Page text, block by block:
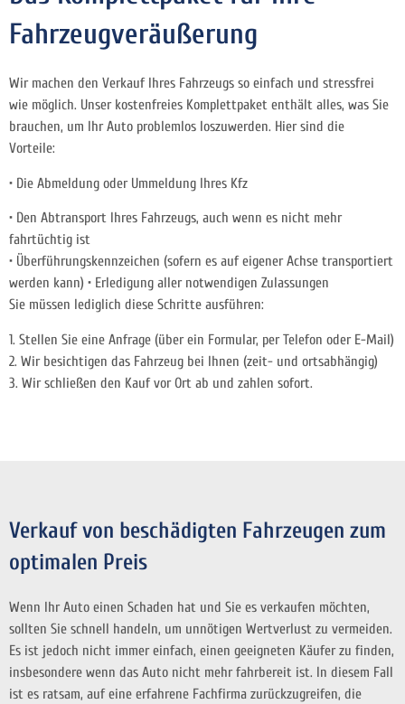
Fahrzeugveräußerung
Wir machen den Verkauf Ihres Fahrzeugs so einfach und stressfrei
wie möglich. Unser kostenfreies Komplettpaket enthält alles, was Sie
brauchen, um Ihr Auto problemlos loszuwerden. Hier sind die
Vorteile:
• Die Abmeldung oder Ummeldung Ihres Kfz
• Den Abtransport Ihres Fahrzeugs, auch wenn es nicht mehr
fahrtüchtig ist
• Überführungskennzeichen (sofern es auf eigener Achse transportiert
werden kann) • Erledigung aller notwendigen Zulassungen
Sie müssen lediglich diese Schritte ausführen:
1. Stellen Sie eine Anfrage (über ein Formular, per Telefon oder E-Mail)
2. Wir besichtigen das Fahrzeug bei Ihnen (zeit- und ortsabhängig)
3. Wir schließen den Kauf vor Ort ab und zahlen sofort.
Verkauf von beschädigten Fahrzeugen zum
optimalen Preis
Wenn Ihr Auto einen Schaden hat und Sie es verkaufen möchten,
sollten Sie schnell handeln, um unnötigen Wertverlust zu vermeiden.
Es ist jedoch nicht immer einfach, einen geeigneten Käufer zu finden,
insbesondere wenn das Auto nicht mehr fahrbereit ist. In diesem Fall
ist es ratsam, auf eine erfahrene Fachfirma zurückzugreifen, die